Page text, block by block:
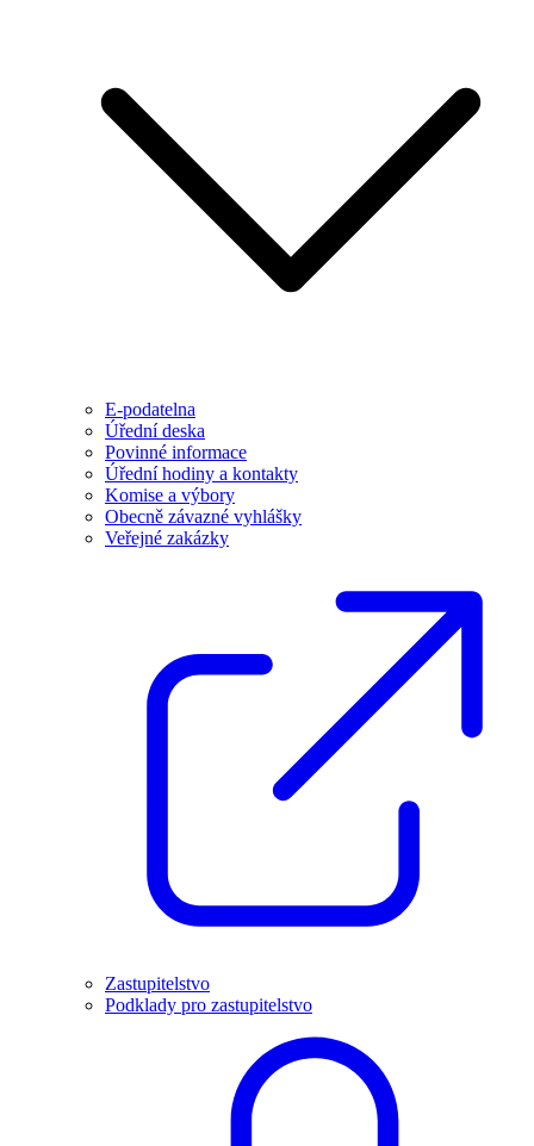
E-podatelna
Úřední deska
Povinné informace
Úřední hodiny a kontakty
Komise a výbory
Obecně závazné vyhlášky
Veřejné zakázky
Zastupitelstvo
Podklady pro zastupitelstvo